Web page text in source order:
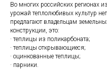
Во многих российских регионах
урожай теплолюбивых культур
предлагают владельцам
конструкции, это:
· теплицы из поликарбоната;
· теплицы открывающиеся;
· оцинкованные теплицы;
· парники.